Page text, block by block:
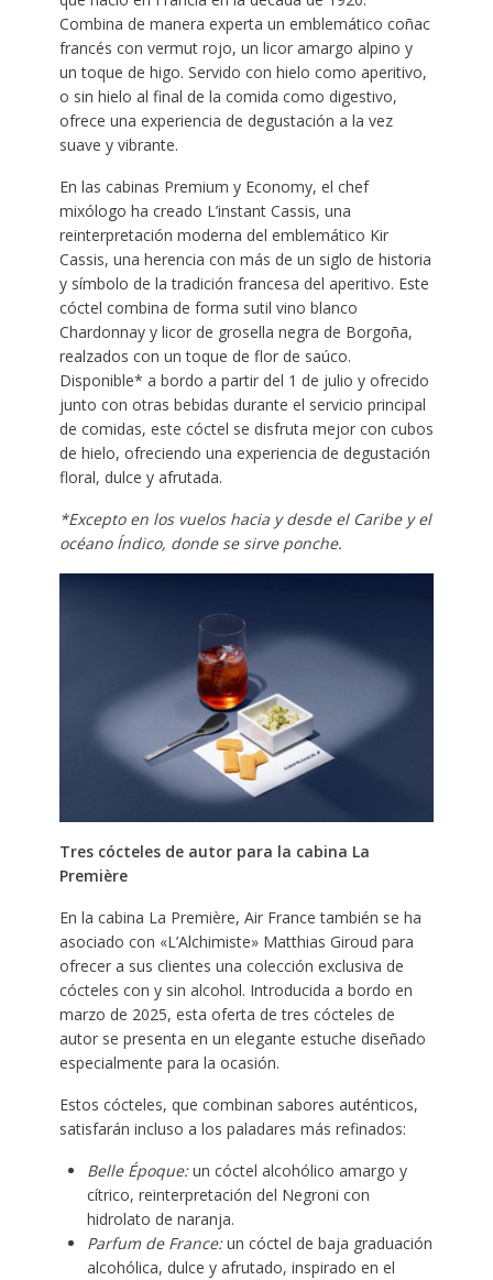
Combina de manera experta un emblemático coñac
francés con vermut rojo, un licor amargo alpino y
un toque de higo. Servido con hielo como aperitivo,
o sin hielo al final de la comida como digestivo,
ofrece una experiencia de degustación a la vez
suave y vibrante.
En las cabinas Premium y Economy, el chef
mixólogo ha creado L’instant Cassis, una
reinterpretación moderna del emblemático Kir
Cassis, una herencia con más de un siglo de historia
y símbolo de la tradición francesa del aperitivo. Este
cóctel combina de forma sutil vino blanco
Chardonnay y licor de grosella negra de Borgoña,
realzados con un toque de flor de saúco.
Disponible* a bordo a partir del 1 de julio y ofrecido
junto con otras bebidas durante el servicio principal
de comidas, este cóctel se disfruta mejor con cubos
de hielo, ofreciendo una experiencia de degustación
floral, dulce y afrutada.
*Excepto en los vuelos hacia y desde el Caribe y el
océano Índico, donde se sirve ponche.
Tres cócteles de autor para la cabina La
Première
En la cabina La Première, Air France también se ha
asociado con «L’Alchimiste» Matthias Giroud para
ofrecer a sus clientes una colección exclusiva de
cócteles con y sin alcohol. Introducida a bordo en
marzo de 2025, esta oferta de tres cócteles de
autor se presenta en un elegante estuche diseñado
especialmente para la ocasión.
Estos cócteles, que combinan sabores auténticos,
satisfarán incluso a los paladares más refinados:
Belle Époque:un cóctel alcohólico amargo y
cítrico, reinterpretación del Negroni con
hidrolato de naranja.
Parfum de France:un cóctel de baja graduación
alcohólica, dulce y afrutado, inspirado en el